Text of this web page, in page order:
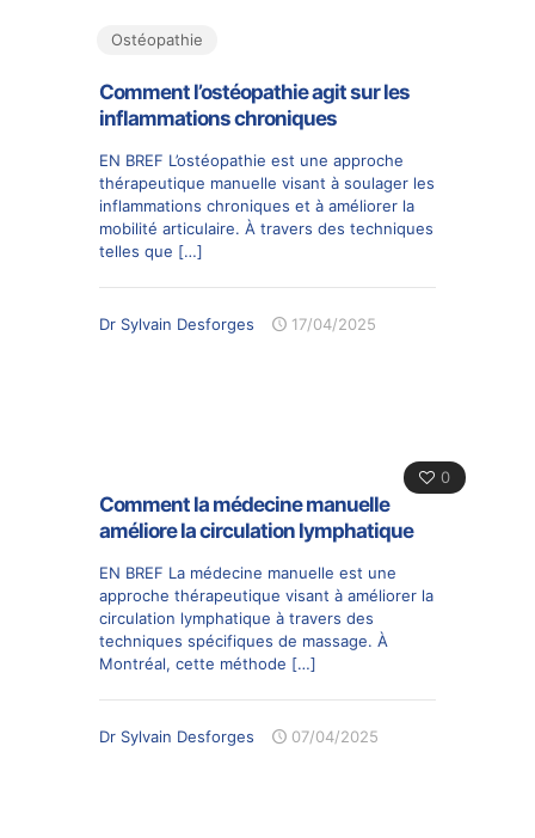
Ostéopathie
Comment l’ostéopathie agit sur les
inflammations chroniques
EN BREF L’ostéopathie est une approche
thérapeutique manuelle visant à soulager les
inflammations chroniques et à améliorer la
mobilité articulaire. À travers des techniques
telles que […]
Dr Sylvain Desforges 17/04/2025
0
Comment la médecine manuelle
améliore la circulation lymphatique
EN BREF La médecine manuelle est une
approche thérapeutique visant à améliorer la
circulation lymphatique à travers des
techniques spécifiques de massage. À
Montréal, cette méthode […]
Dr Sylvain Desforges 07/04/2025